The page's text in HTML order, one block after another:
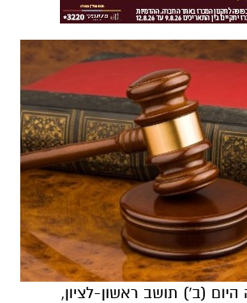
(ב') תושב ראשון-לציון,